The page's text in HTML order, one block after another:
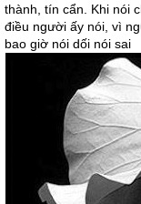
thành, tín cẩn. Khi nói
điều người ấy nói, vì
bao giờ nói dối nói sai